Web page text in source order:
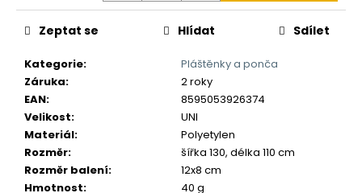
cena:
Kategorie:
Pláštěnky a ponča
Záruka:
2 roky
EAN:
8595053926374
Velikost:
UNI
Materiál:
Polyetylen
Rozměr:
šířka 130, délka 110 cm
Rozměr balení:
12x8 cm
Hmotnost: 40 g
Zeptat se Hlídat Sdílet
D
p
o
u
č
u
e